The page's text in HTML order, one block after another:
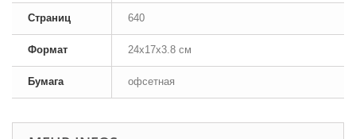
Страниц 640
Формат 24x17x3.8 см
Бумага офсетная